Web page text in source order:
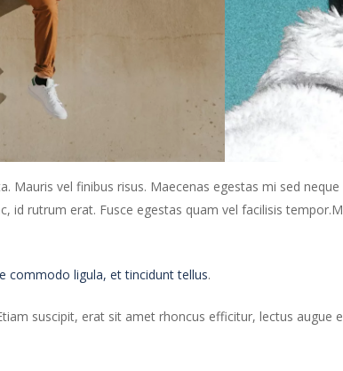
Mauris vel finibus risus. Maecenas egestas mi sed
id rutrum erat. Fusce egestas quam vel facilisis
commodo ligula, et tincidunt tellus.
suscipit, erat sit amet rhoncus efficitur, lectus augue